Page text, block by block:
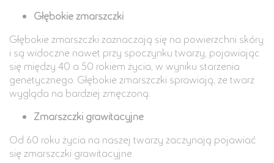
Głębokie zmarszczki
Głębokie zmarszczki zaznaczają się na powierzchni skóry
i są widoczne nawet przy spoczynku twarzy, pojawiając
się między 40 a 50 rokiem życia, w wyniku starzenia
genetycznego. Głębokie zmarszczki sprawiają, że twarz
wygląda na bardziej zmęczoną.
Zmarszczki grawitacyjne
Od 60 roku życia na naszej twarzy zaczynają pojawiać
się zmarszczki grawitacyjne.